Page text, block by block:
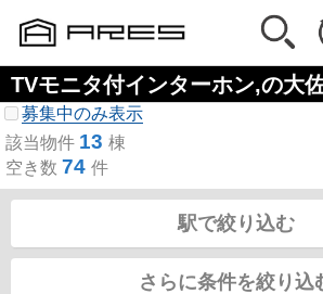
TVモニタ付インターホン,の大
募集中のみ表示
該当物件 13 棟
空き数 74 件
駅で絞り込む
さらに条件を絞り込